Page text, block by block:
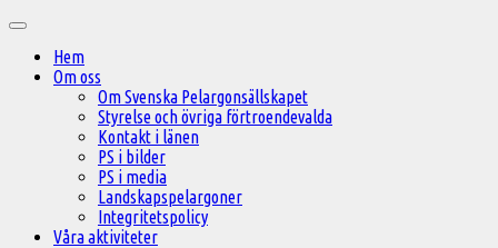
innehåll
Huvudmeny
Hem
Om oss
Om Svenska Pelargonsällskapet
Styrelse och övriga förtroendevalda
Kontakt i länen
PS i bilder
PS i media
Landskapspelargoner
Integritetspolicy
Våra aktiviteter